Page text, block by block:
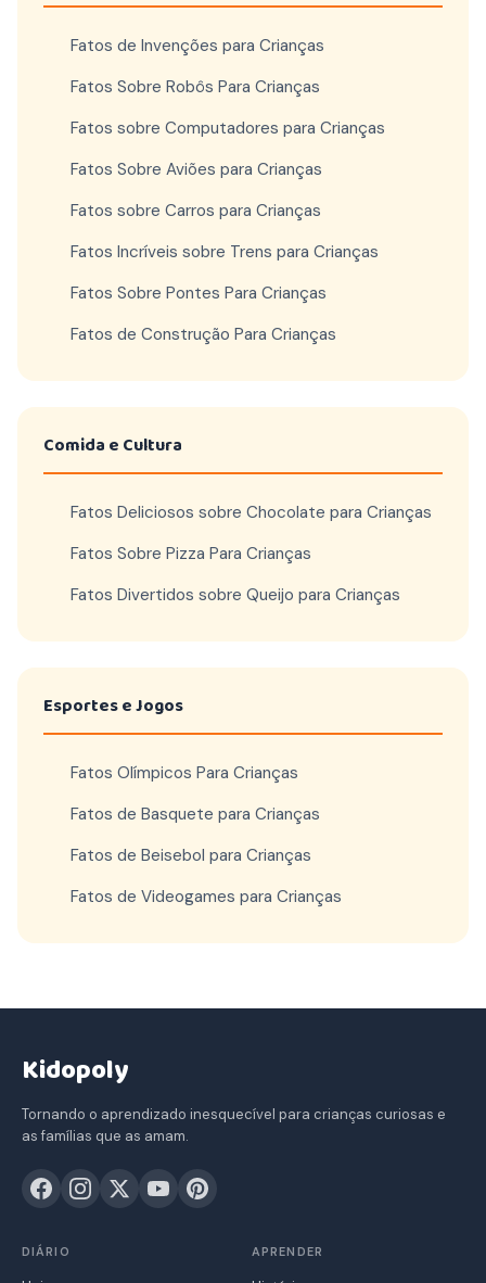
Fatos de Invenções para Crianças
Fatos Sobre Robôs Para Crianças
Fatos sobre Computadores para Crianças
Fatos Sobre Aviões para Crianças
Fatos sobre Carros para Crianças
Fatos Incríveis sobre Trens para Crianças
Fatos Sobre Pontes Para Crianças
Fatos de Construção Para Crianças
Comida e Cultura
Fatos Deliciosos sobre Chocolate para Crianças
Fatos Sobre Pizza Para Crianças
Fatos Divertidos sobre Queijo para Crianças
Esportes e Jogos
Fatos Olímpicos Para Crianças
Fatos de Basquete para Crianças
Fatos de Beisebol para Crianças
Fatos de Videogames para Crianças
Kidopoly
Tornando o aprendizado inesquecível para crianças curiosas e
as famílias que as amam.
DIÁRIO APRENDER